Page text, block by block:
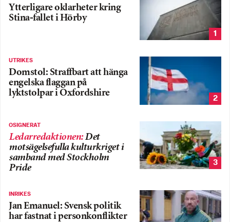
Ytterligare oklarheter kring
Stina-fallet i Hörby
1
UTRIKES
Domstol: Straffbart att hänga
engelska flaggan på
lyktstolpar i Oxfordshire
2
OSIGNERAT
Ledarredaktionen:Det
motsägelsefulla kulturkriget i
samband med Stockholm
Pride
3
INRIKES
Jan Emanuel: Svensk politik
har fastnat i personkonflikter